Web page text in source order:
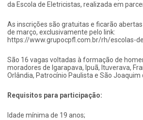
da Escola de Eletricistas, realizada em
As inscrições são gratuitas e ficarão
de março, exclusivamente pelo link:
https://www.grupocpfl.com.br/rh/escolas-
São 16 vagas voltadas à formação de
moradores de Igarapava, Ipuã, Ituverava,
Orlândia, Patrocínio Paulista e São Joaquim
Requisitos para participação:
Idade mínima de 19 anos;